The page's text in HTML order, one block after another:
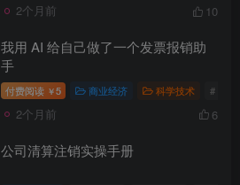
2个月前 10
我用 AI 给自己做了一个发票报销助
手
付费阅读 ￥5 商业经济 科学技术 # AI
2个月前 6
公司清算注销实操手册